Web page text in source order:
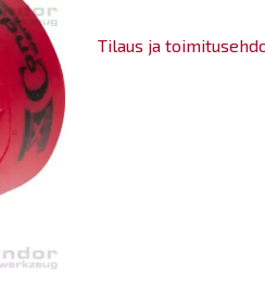
Tilaus ja